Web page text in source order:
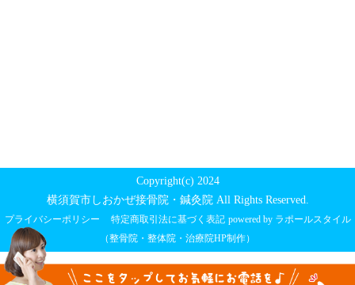
Copyright(c) 2024
横須賀市しおかぜ接骨院・鍼灸院 All Rights Reserved.
プライバシーポリシー 特定商取引法に基づく表記 powered by ラポールスタイル
（整骨院・整体院・治療院HP制作）